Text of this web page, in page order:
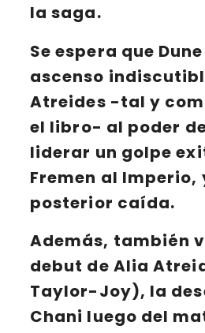
la saga.
Se espera que
ascenso
Atreides -tal y
el libro- al poder
liderar un golpe
Fremen al Imperio,
posterior caída.
Además, también
debut de Alia
Taylor-Joy), la
Chani luego del